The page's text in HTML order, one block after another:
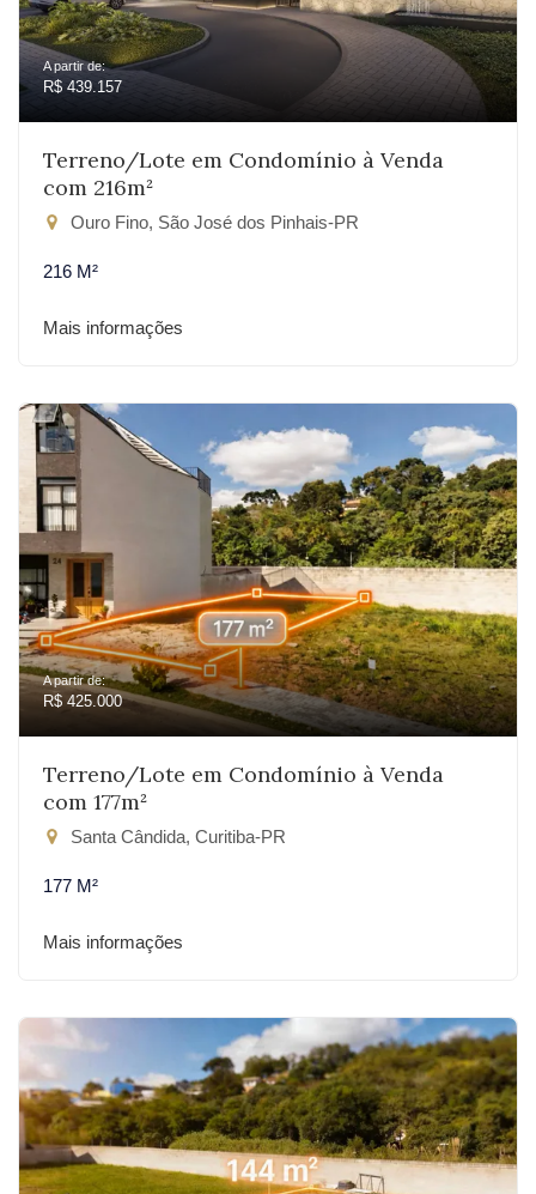
A partir de:
R$ 439.157
Terreno/Lote em Condomínio à Venda
com 216m²
Ouro Fino, São José dos Pinhais-PR
216 M²
Mais informações
A partir de:
R$ 425.000
Terreno/Lote em Condomínio à Venda
com 177m²
Santa Cândida, Curitiba-PR
177 M²
Mais informações